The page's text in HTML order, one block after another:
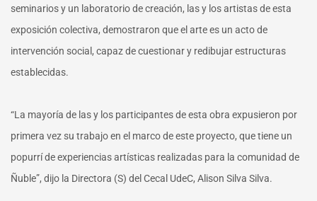
seminarios y un laboratorio de creación, las y los artistas de esta
exposición colectiva, demostraron que el arte es un acto de
intervención social, capaz de cuestionar y redibujar estructuras
establecidas.
“La mayoría de las y los participantes de esta obra expusieron por
primera vez su trabajo en el marco de este proyecto, que tiene un
popurrí de experiencias artísticas realizadas para la comunidad de
Ñuble”, dijo la Directora (S) del Cecal UdeC, Alison Silva Silva.